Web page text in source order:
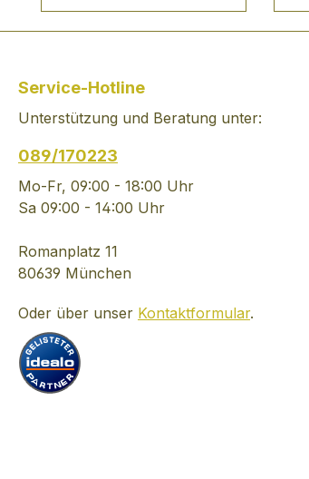
Vodkas in sich.Leise
Noten aus 4
Gerste, Roggen und
Dinkel - bestimmen den
des Lion's Vodkas -
Munich handcraftet
Vodka weitere Produkte
Duke Munich Dry Gin,
Max & Daniels
Service-Hotline
Unterstützung und Beratung unter:
089/170223
Mo-Fr, 09:00 - 18:00 Uhr
Sa 09:00 - 14:00 Uhr
Romanplatz 11
80639 München
Oder über unser Kontaktformular.